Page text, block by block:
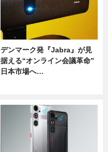
デンマーク発『Jabra』が見
据える“オンライン会議革命”
日本市場へ…